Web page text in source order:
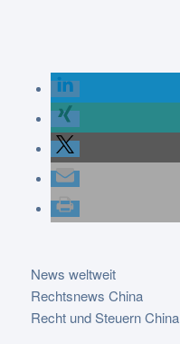
News weltweit
Rechtsnews China
Recht und Steuern China